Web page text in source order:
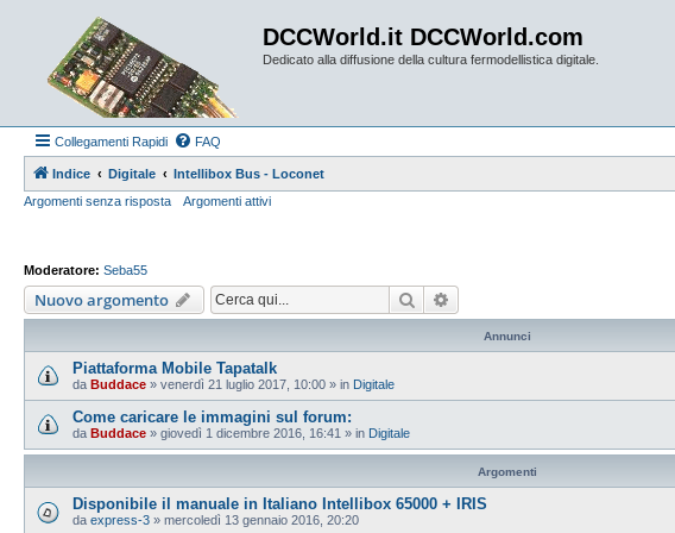
DCCWorld.it DCCWorld.com
Dedicato alla diffusione della cultura fermodellistica digitale.
Collegamenti Rapidi FAQ
Indice Digitale
Intellibox Bus - Loconet
Argomenti senza risposta
Argomenti attivi
Moderatore: Seba55
Nuovo argomento Cerca
Annunci
Piattaforma Mobile Tapatalk
da Buddace » venerdì 21 luglio 2017, 10:00 » in Digitale
Come caricare le immagini sul forum:
da Buddace » giovedì 1 dicembre 2016, 16:41 » in Digitale
Argomenti
Disponibile il manuale in Italiano Intellibox 65000 + IRIS
da express-3 » mercoledì 13 gennaio 2016, 20:20